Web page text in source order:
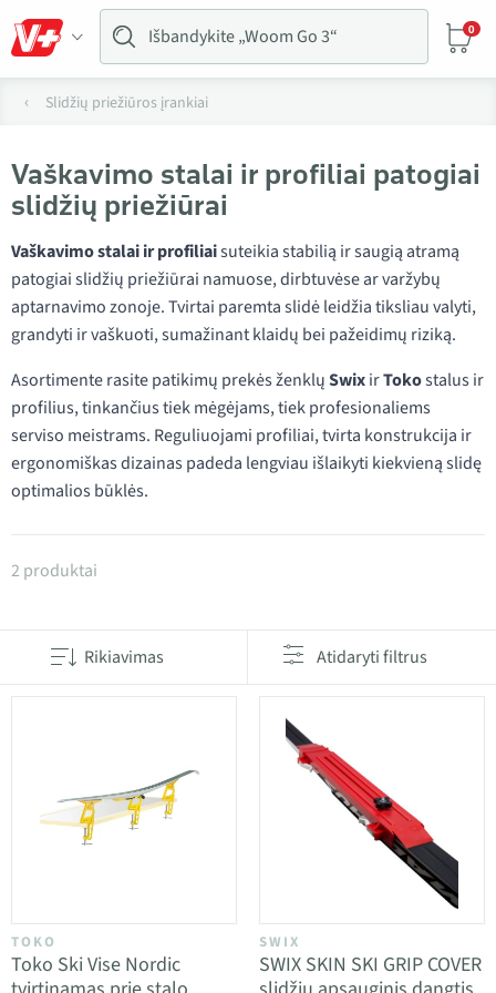
0
Slidžių priežiūros įrankiai
Vaškavimo stalai ir profiliai patogiai
slidžių priežiūrai
Vaškavimo stalai ir profiliaisuteikia stabilią ir saugią atramą
patogiai slidžių priežiūrai namuose, dirbtuvėse ar varžybų
aptarnavimo zonoje. Tvirtai paremta slidė leidžia tiksliau valyti,
grandyti ir vaškuoti, sumažinant klaidų bei pažeidimų riziką.
Asortimente rasite patikimų prekės ženklųSwixirTokostalus ir
profilius, tinkančius tiek mėgėjams, tiek profesionaliems
serviso meistrams. Reguliuojami profiliai, tvirta konstrukcija ir
ergonomiškas dizainas padeda lengviau išlaikyti kiekvieną slidę
optimalios būklės.
Produktai kategorijoje Vaško stalai, spaustukai ir
2 produktai
Rikiavimas Atidaryti filtrus
TOKO
Toko Ski Vise Nordic
SWIX
SWIX SKIN SKI GRIP COVER